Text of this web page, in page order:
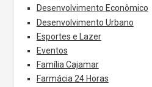
Desenvolvimento Econômico
Desenvolvimento Urbano
Esportes e Lazer
Eventos
Família Cajamar
Farmácia 24 Horas